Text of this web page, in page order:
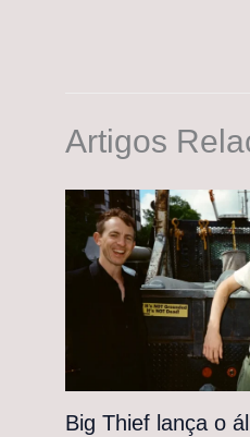
Artigos
Big Thief lança o